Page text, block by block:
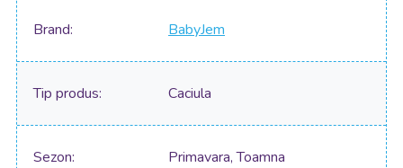
Brand BabyJem
Tip produs Caciula
Sezon Primavara, Toamna